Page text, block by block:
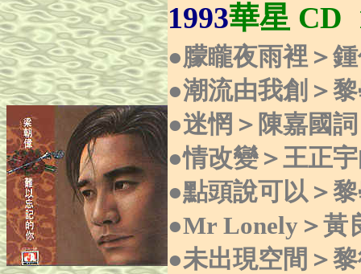
1993華星 CD
●朦矓夜雨裡＞
●潮流由我創＞
●迷惘＞陳嘉國詞
●情改變＞王正
●點頭說可以＞
●Mr Lonely＞黃
●未出現空間＞